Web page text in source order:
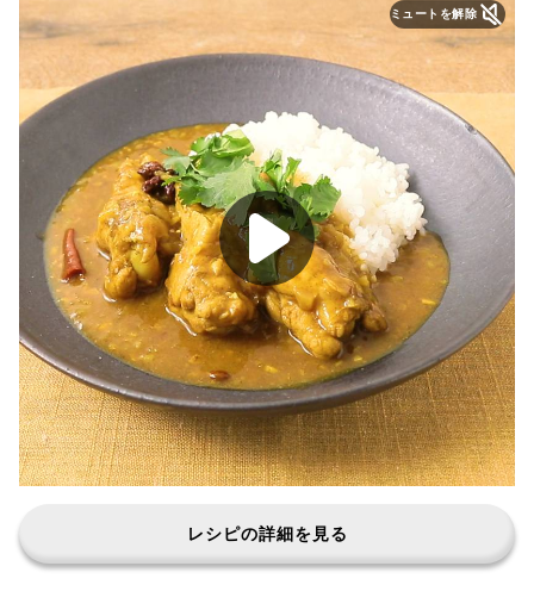
ミュートを解除
レシピの詳細を見る